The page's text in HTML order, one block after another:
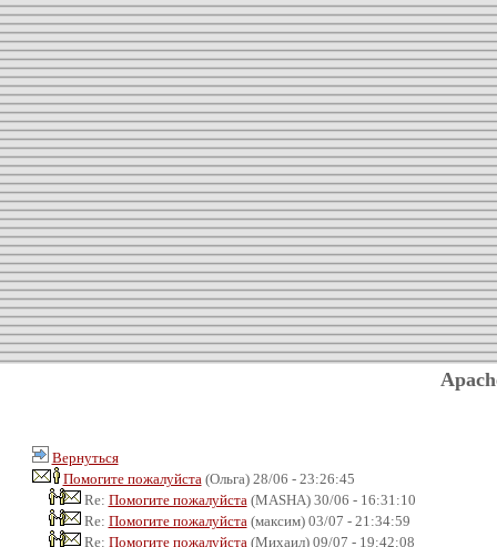
Вернуться
Помогите пожалуйста (Ольга) 28/06 - 23:26:45
Re: Помогите пожалуйста (MASHA) 30/06 - 16:31:10
Re: Помогите пожалуйста (максим) 03/07 - 21:34:59
Re: Помогите пожалуйста (Михаил) 09/07 - 19:42:08